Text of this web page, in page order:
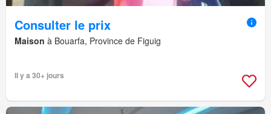
Consulter le prix
Maison à Bouarfa, Province de Figuig
Il y a 30+ jours